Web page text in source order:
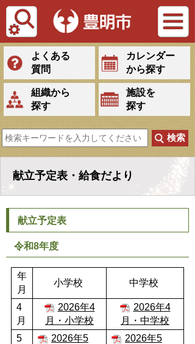
Tiếng Việt
よくある
質問
カレンダー
から探す
組織から
探す
施設を
探す
献立予定表・給食だより
献立予定表
令和8年度
年
月
小学校 中学校
4
月
2026年4
月・小学校
2026年4
月・中学校
5
2026年5
2026年5